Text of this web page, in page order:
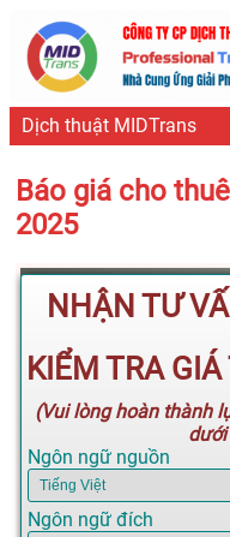
Dịch thuật MIDTrans
Báo giá cho
2025
NHẬN TƯ
KIỂM TRA
(Vui lòng hoàn thành
Ngôn ngữ nguồn
Ngôn ngữ đích